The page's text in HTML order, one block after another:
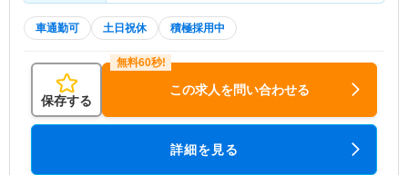
車通勤可 土日祝休 積極採用中
保存する
この求人を問い合わせる
詳細を見る